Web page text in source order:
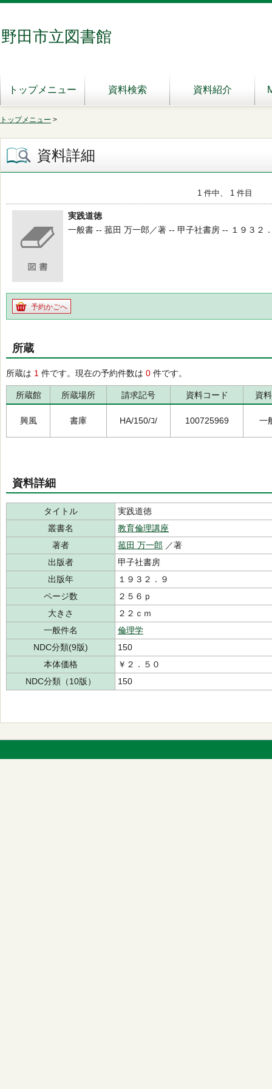
野田市立図書館
トップメニュー 資料検索 資料紹介
トップメニュー >
資料詳細
1 件中、 1 件目
実践道徳
一般書 -- 菰田 万一郎／著 -- 甲子社書房 -- １９３２
予約かごへ
所蔵
所蔵は 1 件です。現在の予約件数は 0 件です。
所蔵館 所蔵場所 請求記号 資料コード 資
興風 書庫 HA/150/ｺ/ 100725969 一
資料詳細
タイトル
実践道徳
叢書名
教育倫理講座
著者
菰田 万一郎 ／著
出版者
甲子社書房
出版年
１９３２．９
ページ数
２５６ｐ
大きさ
２２ｃｍ
一般件名
倫理学
NDC分類(9版)
150
本体価格
￥２．５０
NDC分類（10版）
150